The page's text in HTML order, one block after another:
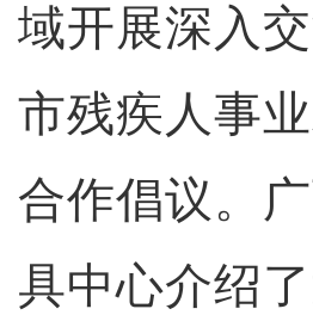
域开展深入
市残疾人事
合作倡议。
具中心介绍